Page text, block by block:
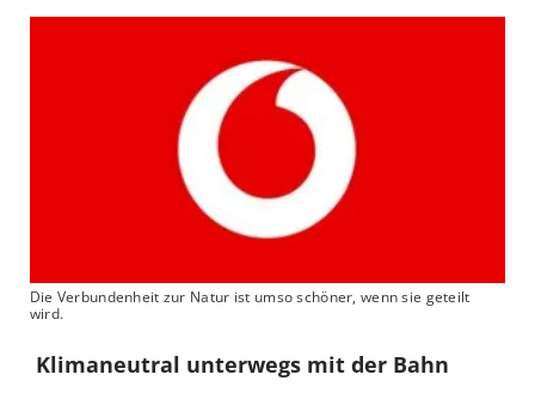
Die Verbundenheit zur Natur ist umso schöner, wenn sie geteilt
wird.
Klimaneutral unterwegs mit der Bahn